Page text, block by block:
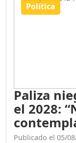
Política
Paliza
el 2028:
Publicado el 05/